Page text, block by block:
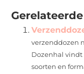
verzenddozen
Dozenhal
soorten en